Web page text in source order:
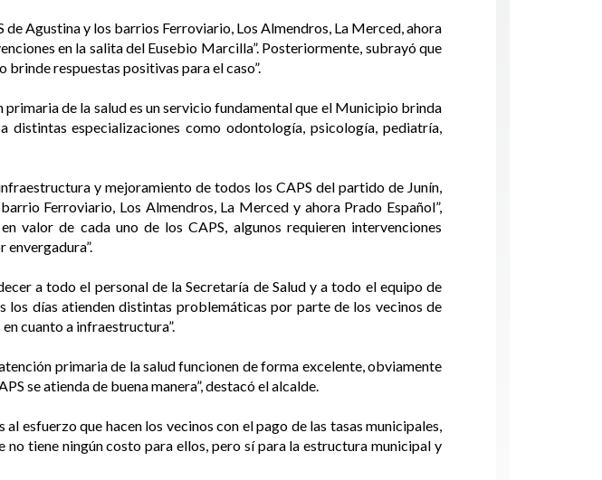
Agustina y los barrios Ferroviario, Los Almendros, La Merced, ahora
en la salita del Eusebio Marcilla”. Posteriormente, subrayó que
brinde respuestas positivas para el caso”.
de la salud es un servicio fundamental que el Municipio brinda
especializaciones como odontología, psicología, pediatría,
y mejoramiento de todos los CAPS del partido de Junín,
Ferroviario, Los Almendros, La Merced y ahora Prado Español”,
valor de cada uno de los CAPS, algunos requieren intervenciones
envergadura”.
a todo el personal de la Secretaría de Salud y a todo el equipo de
días atienden distintas problemáticas por parte de los vecinos de
cuanto a infraestructura”.
primaria de la salud funcionen de forma excelente, obviamente
se atienda de buena manera”, destacó el alcalde.
esfuerzo que hacen los vecinos con el pago de las tasas municipales,
tiene ningún costo para ellos, pero sí para la estructura municipal y